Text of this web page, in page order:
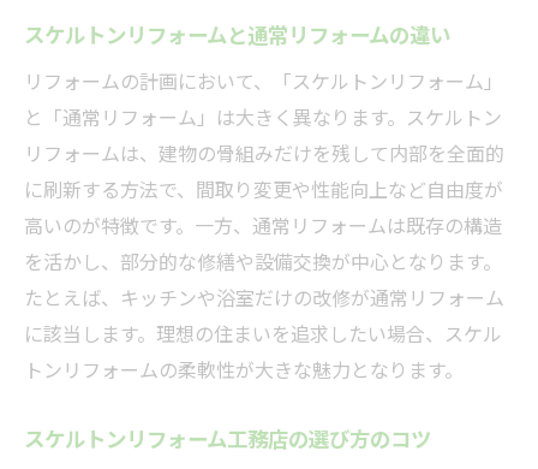
スケルトンリフォームと通常リフォームの違い
リフォームの計画において、「スケルトンリフォーム」
と「通常リフォーム」は大きく異なります。スケルトン
リフォームは、建物の骨組みだけを残して内部を全面的
に刷新する方法で、間取り変更や性能向上など自由度が
高いのが特徴です。一方、通常リフォームは既存の構造
を活かし、部分的な修繕や設備交換が中心となります。
たとえば、キッチンや浴室だけの改修が通常リフォーム
に該当します。理想の住まいを追求したい場合、スケル
トンリフォームの柔軟性が大きな魅力となります。
スケルトンリフォーム工務店の選び方のコツ